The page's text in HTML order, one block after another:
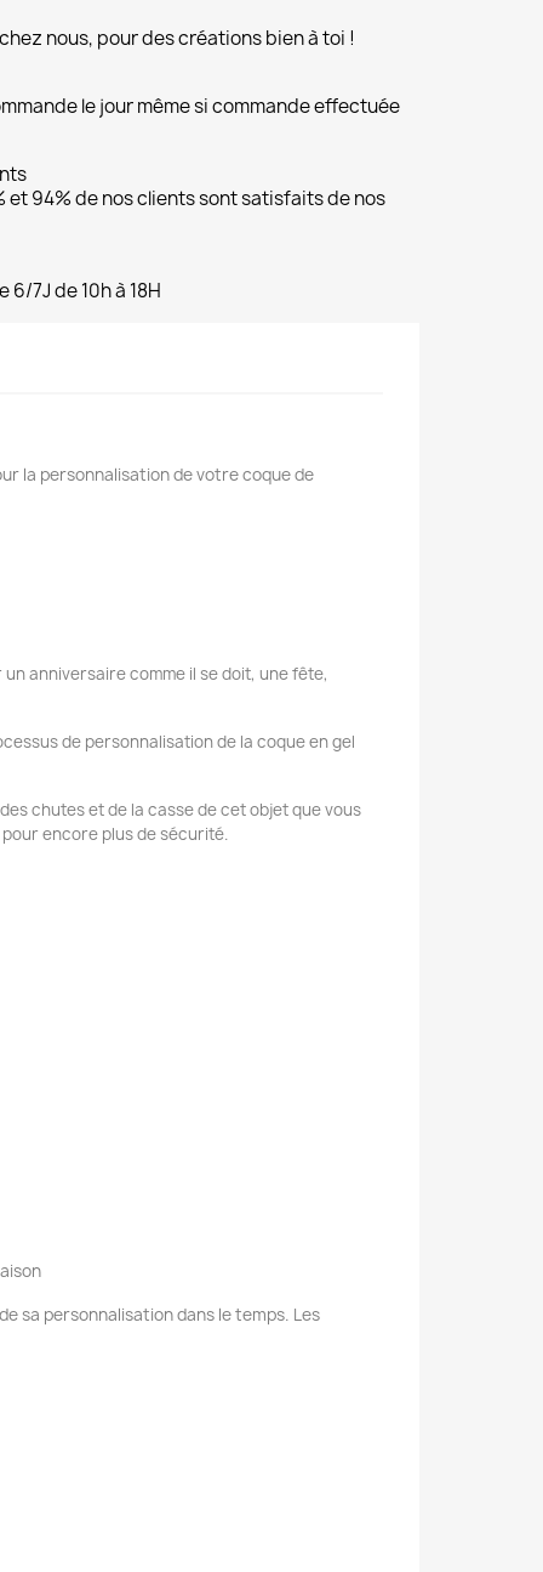
nous, pour des créations bien à toi !
le jour même si commande effectuée
et 94% de nos clients sont satisfaits de nos
7J de 10h à 18H
la personnalisation de votre coque de
anniversaire comme il se doit, une fête,
de personnalisation de la coque en gel
chutes et de la casse de cet objet que vous
encore plus de sécurité.
sa personnalisation dans le temps. Les